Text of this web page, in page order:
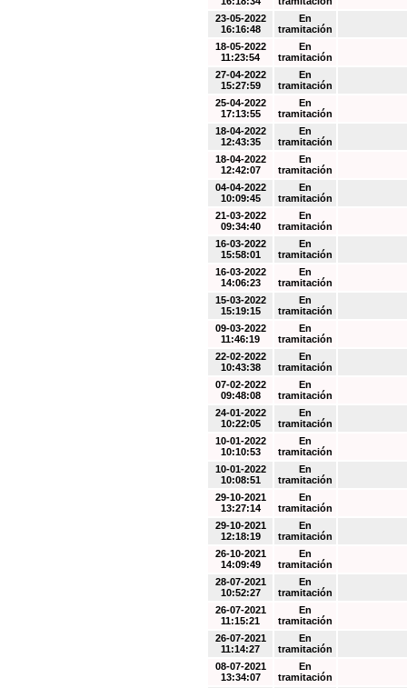
23-05-2022
16:16:48
En
tramitación
18-05-2022
11:23:54
En
tramitación
27-04-2022
15:27:59
En
tramitación
25-04-2022
17:13:55
En
tramitación
18-04-2022
12:43:35
En
tramitación
18-04-2022
12:42:07
En
tramitación
04-04-2022
10:09:45
En
tramitación
21-03-2022
09:34:40
En
tramitación
16-03-2022
15:58:01
En
tramitación
16-03-2022
14:06:23
En
tramitación
15-03-2022
15:19:15
En
tramitación
09-03-2022
11:46:19
En
tramitación
22-02-2022
10:43:38
En
tramitación
07-02-2022
09:48:08
En
tramitación
24-01-2022
10:22:05
En
tramitación
10-01-2022
10:10:53
En
tramitación
10-01-2022
10:08:51
En
tramitación
29-10-2021
13:27:14
En
tramitación
29-10-2021
12:18:19
En
tramitación
26-10-2021
14:09:49
En
tramitación
28-07-2021
10:52:27
En
tramitación
26-07-2021
11:15:21
En
tramitación
26-07-2021
11:14:27
En
tramitación
08-07-2021
13:34:07
En
tramitación